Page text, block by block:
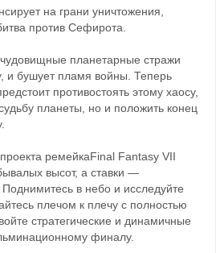
на грани уничтожения,
против Сефирота.
планетарные стражи
и бушует пламя войны. Теперь
противостоять этому хаосу,
планеты, но и положить конец
ремейкаFinal Fantasy VII
высот, а ставки —
в небо и исследуйте
плечом к плечу с полностью
стратегические и динамичные
финалу.